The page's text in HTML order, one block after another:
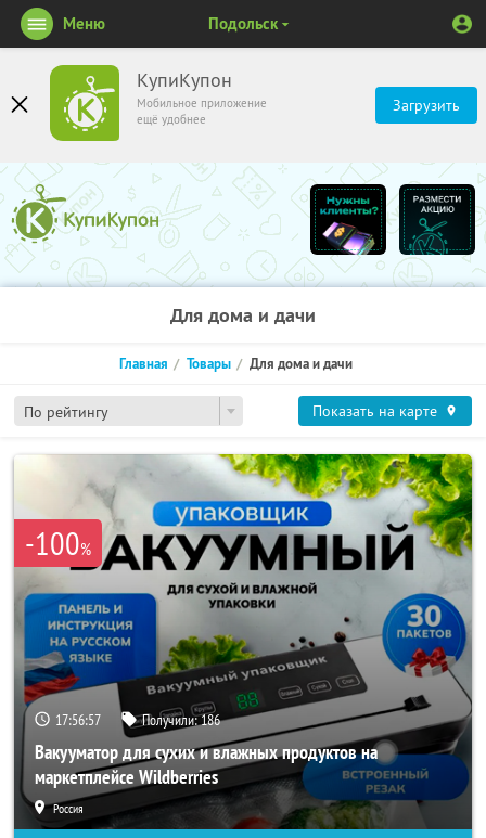
КупиКупон
Мобильное приложение
ещё удобнее
Загрузить
Меню Подольск
Для дома и дачи
По рейтингу
Главная Товары Для дома и дачи
Показать на карте
-100%
17:56:56 Получили:186
Вакууматор для сухих и влажных продуктов на
маркетплейсе Wildberries
Россия